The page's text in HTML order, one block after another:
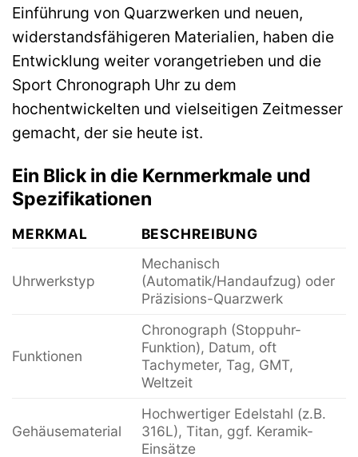
Einführung von Quarzwerken und neuen,
widerstandsfähigeren Materialien, haben die
Entwicklung weiter vorangetrieben und die
Sport Chronograph Uhr zu dem
hochentwickelten und vielseitigen Zeitmesser
gemacht, der sie heute ist.
Ein Blick in die Kernmerkmale und
Spezifikationen
MERKMAL BESCHREIBUNG
Uhrwerkstyp
Mechanisch
(Automatik/Handaufzug) oder
Präzisions-Quarzwerk
Funktionen
Chronograph (Stoppuhr-
Funktion), Datum, oft
Tachymeter, Tag, GMT,
Weltzeit
Gehäusematerial
Hochwertiger Edelstahl (z.B.
316L), Titan, ggf. Keramik-
Einsätze